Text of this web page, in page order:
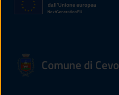
Comune di Cevo